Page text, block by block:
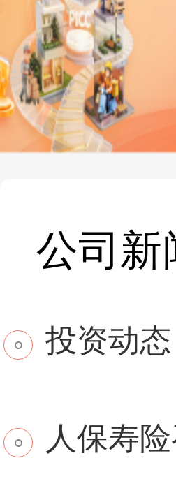
公司新
投资动
人保寿